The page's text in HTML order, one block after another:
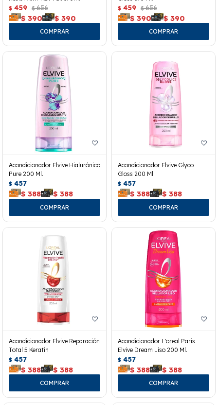
$ 459 $ 656
$ 390 $ 390
$ 459 $ 656
$ 390 $ 390
Acondicionador Elvive Hialurónico
Pure 200 Ml.
$ 457
$ 388 $ 388
Acondicionador Elvive Glyco
Gloss 200 Ml.
$ 457
$ 388 $ 388
Acondicionador Elvive Reparación
Total 5 Keratin
$ 457
$ 388 $ 388
Acondicionador L'oreal Paris
Elvive Dream Liso 200 Ml.
$ 457
$ 388 $ 388